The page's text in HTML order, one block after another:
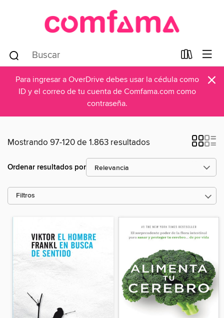
Para ingresar a OverDrive debes usar la cédula como
ID y el correo de tu cuenta de Comfama.com como
contraseña.
×
Mostrando 97-120 de 1.863 resultados
Ordenar resultados por
Filtros